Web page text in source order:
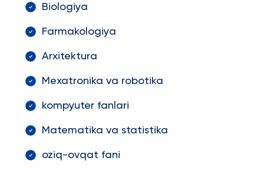
Biologiya
Farmakologiya
Arxitektura
Mexatronika va robotika
kompyuter fanlari
Matematika va statistika
oziq-ovqat fani